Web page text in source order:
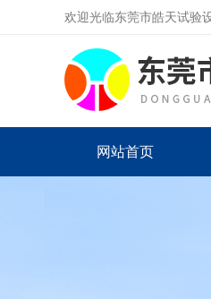
欢迎光临东莞市皓天试验
网站首页